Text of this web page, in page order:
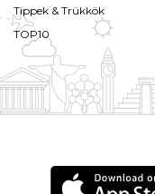
Tippek & Trükkök
TOP10